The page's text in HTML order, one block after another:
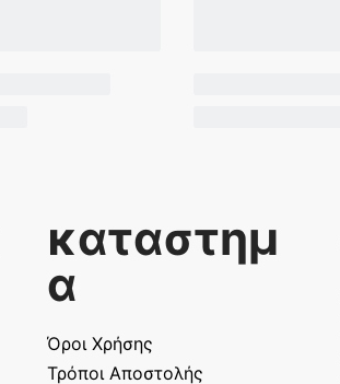
καταστημ
α
Όροι Χρήσης
Τρόποι Αποστολής